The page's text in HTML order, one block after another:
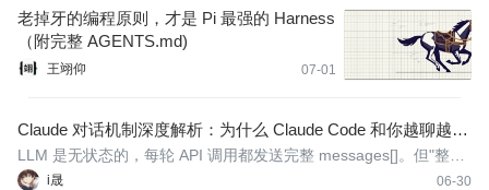
老掉牙的编程原则，才是 Pi 最强的 Harness
（附完整 AGENTS.md)
王翊仰 07-01
Claude 对话机制深度解析：为什么 Claude Code 和你越聊越懂
你？每句对话都要读一整个上下文吗？
i晟 06-30
LLM 是无状态的，每轮 API 调用都发送完整 messages[]。但"整个
上下文"不等于"全部历史"——Compaction 会把旧对话压缩为摘